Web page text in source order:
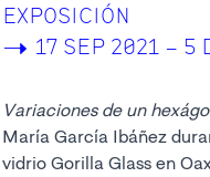
EXPOSICIÓN
-> 17 SEP 2021 – 5
Variaciones de un
María García Ibáñez
vidrio Gorilla Glass en